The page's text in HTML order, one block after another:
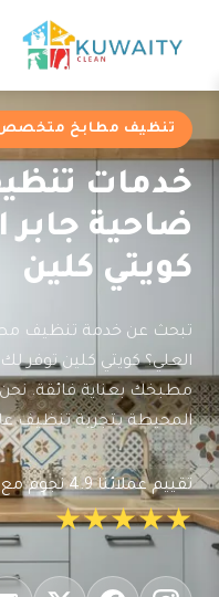
تنظيف مطابخ
خدمات
ضاحية
كويتي كلين
تبحث عن خدمة تنظيف
العلي؟ كويتي كلين توفر
مطبخك بعناية فائقة.
المحيطة بتجربة تنظيف
تقييم عملائنا 4.9 نجوم مع Google
★★★★★